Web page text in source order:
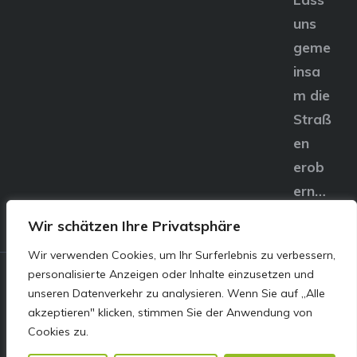
Wir schätzen Ihre Privatsphäre
Wir verwenden Cookies, um Ihr Surferlebnis zu verbessern,
personalisierte Anzeigen oder Inhalte einzusetzen und
unseren Datenverkehr zu analysieren. Wenn Sie auf „Alle
akzeptieren" klicken, stimmen Sie der Anwendung von
Cookies zu.
uns
geme
insa
m die
Straß
en
erob
ern…
© E&S Motors GmbH,
Linzer Straße 83 4240
Freistadt